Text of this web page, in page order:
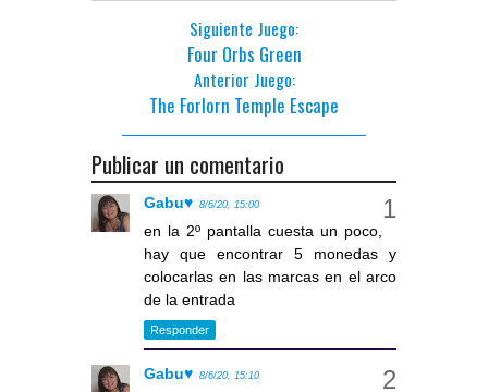
Siguiente Juego:
Four Orbs Green
Anterior Juego:
The Forlorn Temple Escape
Publicar un comentario
Gabu♥ 8/6/20, 15:00
en la 2º pantalla cuesta un poco,
hay que encontrar 5 monedas y
colocarlas en las marcas en el arco
de la entrada
Responder
Gabu♥ 8/6/20, 15:10